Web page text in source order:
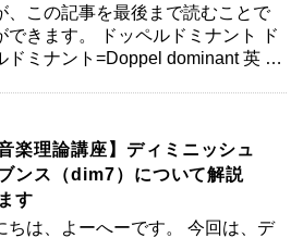
、この記事を最後まで読むことで
できます。 ドッペルドミナント ド
ドミナント=Doppel dominant 英 …
音楽理論講座】ディミニッシュ
ンス（dim7）について解説
す
ちは、よーへーです。 今回は、デ